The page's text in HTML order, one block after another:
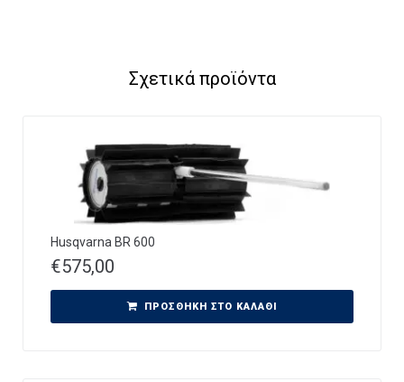
Σχετικά προϊόντα
Husqvarna BR 600
€575,00
ΠΡΟΣΘΉΚΗ ΣΤΟ ΚΑΛΆΘΙ